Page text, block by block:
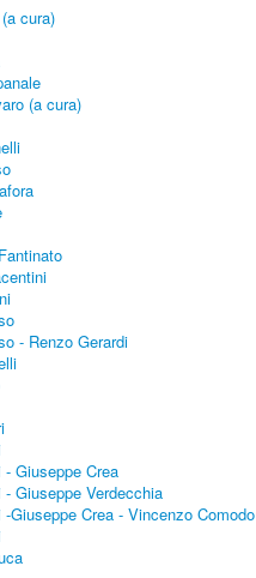
cura)
(a cura)
- Renzo Gerardi
Giuseppe Crea
Giuseppe Verdecchia
Giuseppe Crea - Vincenzo Comodo